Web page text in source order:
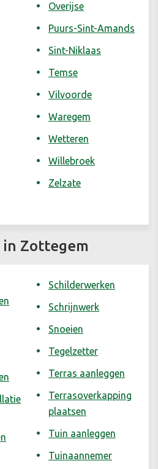
Overijse
Puurs-Sint-Amands
Sint-Niklaas
Temse
Vilvoorde
Waregem
Wetteren
Willebroek
Zelzate
in Zottegem
Schilderwerken
Schrijnwerk
Snoeien
Tegelzetter
Terras aanleggen
Terrasoverkapping
plaatsen
Tuin aanleggen
Tuinaannemer